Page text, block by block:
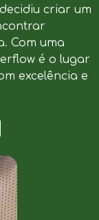
criar um
Com uma
é o lugar
excelência e